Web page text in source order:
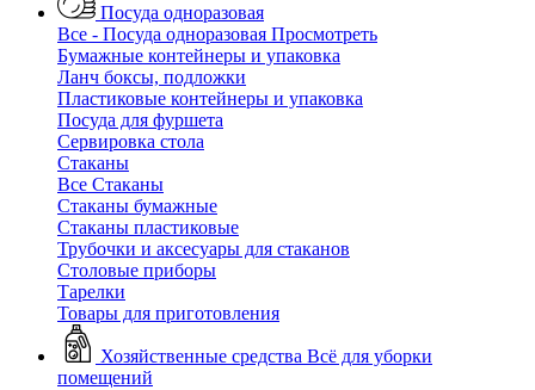
Посуда одноразовая
Все - Посуда одноразовая Просмотреть
Бумажные контейнеры и упаковка
Ланч боксы, подложки
Пластиковые контейнеры и упаковка
Посуда для фуршета
Сервировка стола
Стаканы
Все Стаканы
Стаканы бумажные
Стаканы пластиковые
Трубочки и аксесуары для стаканов
Столовые приборы
Тарелки
Товары для приготовления
Хозяйственные средства Всё для уборки
помещений